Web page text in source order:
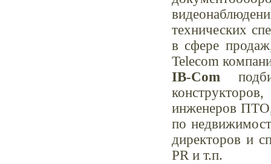
технических
в сфере
Telecom
IB-Com
инженеров ПТО,
по
директоров и
PR и т.п.